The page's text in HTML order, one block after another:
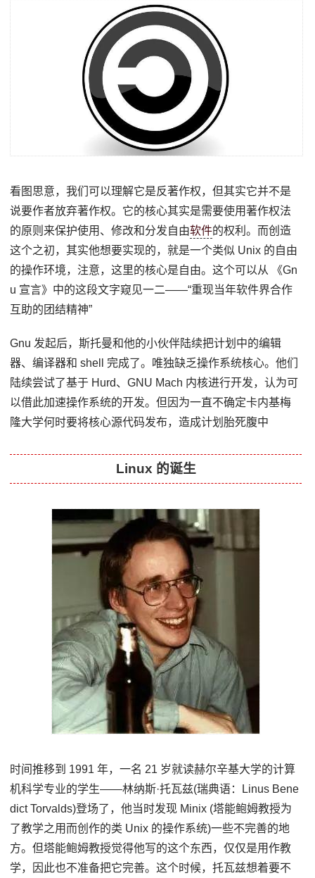
看图思意，我们可以理解它是反著作权，但其实它并不是
说要作者放弃著作权。它的核心其实是需要使用著作权法
的原则来保护使用、修改和分发自由软件的权利。而创造
这个之初，其实他想要实现的，就是一个类似 Unix 的自由
的操作环境，注意，这里的核心是自由。这个可以从 《Gn
u 宣言》中的这段文字窥见一二——“重现当年软件界合作
互助的团结精神”
Gnu 发起后，斯托曼和他的小伙伴陆续把计划中的编辑
器、编译器和 shell 完成了。唯独缺乏操作系统核心。他们
陆续尝试了基于 Hurd、GNU Mach 内核进行开发，认为可
以借此加速操作系统的开发。但因为一直不确定卡内基梅
隆大学何时要将核心源代码发布，造成计划胎死腹中
Linux 的诞生
时间推移到 1991 年，一名 21 岁就读赫尔辛基大学的计算
机科学专业的学生——林纳斯·托瓦兹(瑞典语：Linus Bene
dict Torvalds)登场了，他当时发现 Minix (塔能鲍姆教授为
了教学之用而创作的类 Unix 的操作系统)一些不完善的地
方。但塔能鲍姆教授觉得他写的这个东西，仅仅是用作教
学，因此也不准备把它完善。这个时候，托瓦兹想着要不